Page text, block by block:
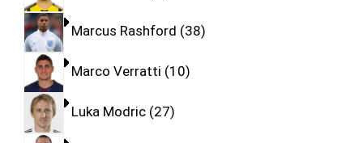
Marcus Rashford 38
Marco Verratti 10
Luka Modric 27